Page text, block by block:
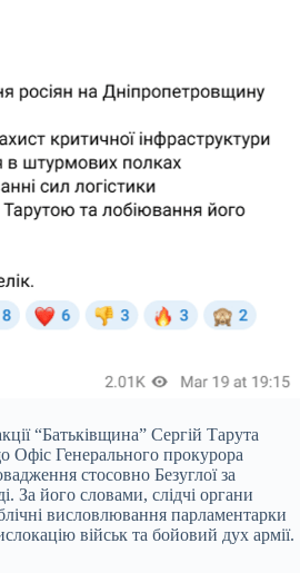
“Батьківщина” Сергій Тарута
Офіс Генерального прокурора
стосовно Безуглої за
За його словами, слідчі органи
висловлювання парламентарки
військ та бойовий дух армії.